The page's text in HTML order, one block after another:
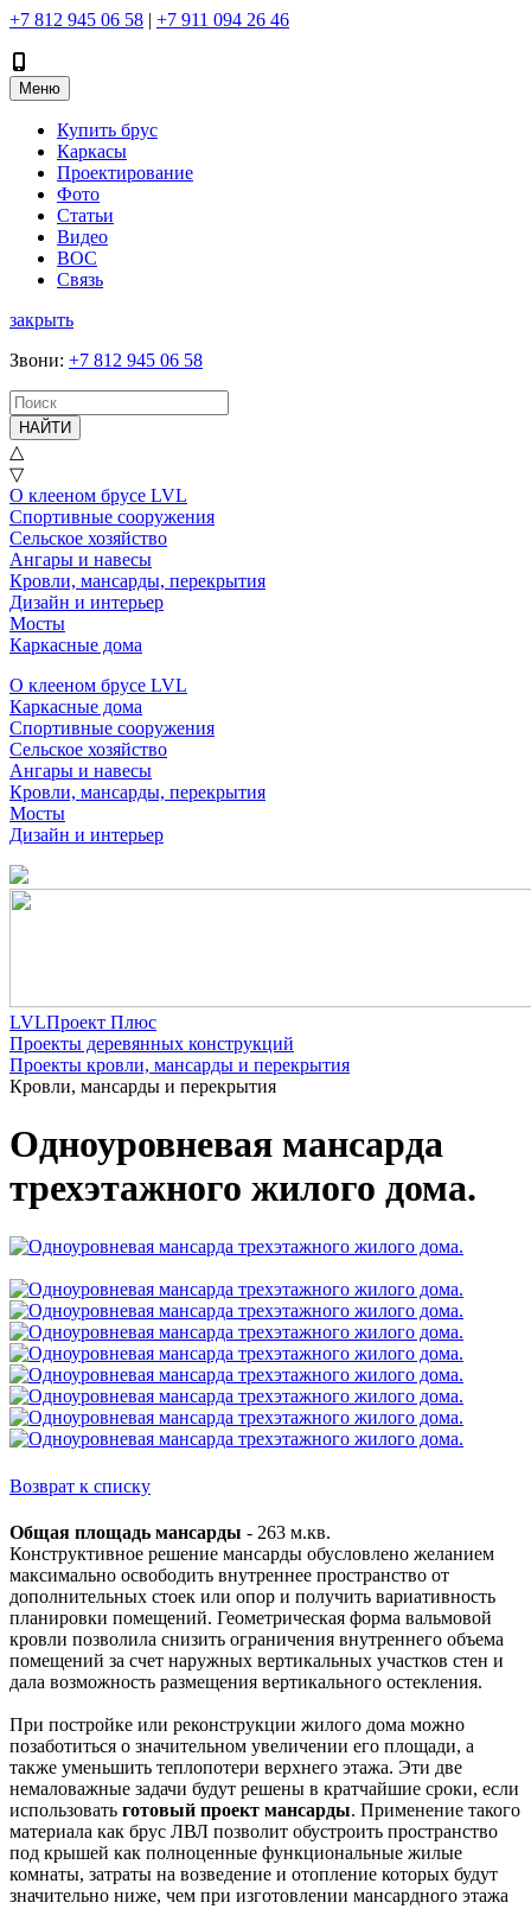
+7 812 945 06 58 | +7 911 094 26 46
Меню
Купить брус
Каркасы
Проектирование
Фото
Статьи
Видео
ВОС
Связь
закрыть
Звони: +7 812 945 06 58
НАЙТИ
△
▽
О клееном брусе LVL
Спортивные сооружения
Сельское хозяйство
Ангары и навесы
Кровли, мансарды, перекрытия
Дизайн и интерьер
Мосты
Каркасные дома
О клееном брусе LVL
Каркасные дома
Спортивные сооружения
Сельское хозяйство
Ангары и навесы
Кровли, мансарды, перекрытия
Мосты
Дизайн и интерьер
LVLПроект Плюс
Проекты деревянных конструкций
Проекты кровли, мансарды и перекрытия
Кровли, мансарды и перекрытия
Одноуровневая мансарда
трехэтажного жилого дома.
Возврат к списку
Общая площадь мансарды - 263 м.кв.
Конструктивное решение мансарды обусловлено желанием
максимально освободить внутреннее пространство от
дополнительных стоек или опор и получить вариативность
планировки помещений. Геометрическая форма вальмовой
кровли позволила снизить ограничения внутреннего объема
помещений за счет наружных вертикальных участков стен и
дала возможность размещения вертикального остекления.
При постройке или реконструкции жилого дома можно
позаботиться о значительном увеличении его площади, а
также уменьшить теплопотери верхнего этажа. Эти две
немаловажные задачи будут решены в кратчайшие сроки, если
использовать готовый проект мансарды. Применение такого
материала как брус ЛВЛ позволит обустроить пространство
под крышей как полноценные функциональные жилые
комнаты, затраты на возведение и отопление которых будут
значительно ниже, чем при изготовлении мансардного этажа